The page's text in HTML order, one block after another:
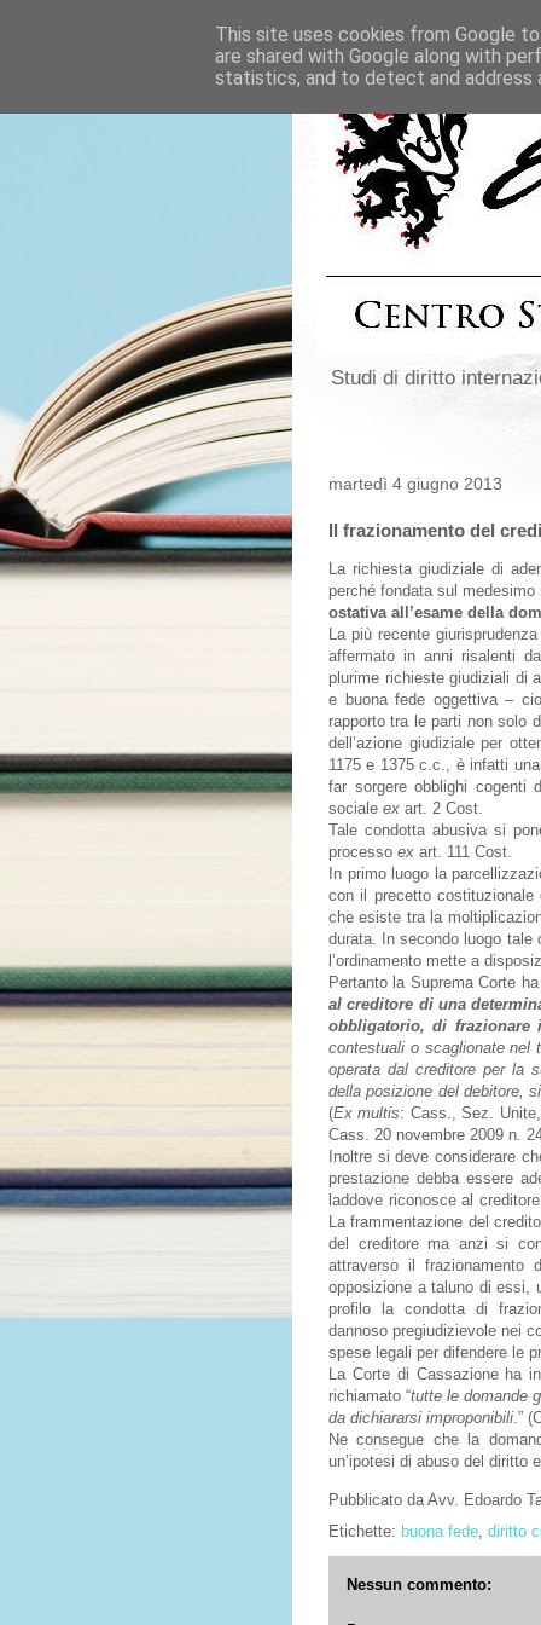
Studi di diritto
martedì 4 giugno 2013
Il frazionamento del
La richiesta giudiziale di
perché fondata sul
ostativa all’esame della
La più recente
affermato in anni risalenti
plurime richieste giudiziali di
e buona fede oggettiva –
rapporto tra le parti non solo
dell’azione giudiziale per
1175 e 1375 c.c., è infatti
far sorgere obblighi cogenti
sociale ex art. 2 Cost.
Tale condotta abusiva si
processo ex art. 111 Cost.
In primo luogo la
con il precetto costituzionale
che esiste tra la
durata. In secondo luogo tale
l’ordinamento mette a
Pertanto la Suprema Corte
al creditore di una
obbligatorio, di
contestuali o scaglionate nel
operata dal creditore per la
della posizione del debitore,
(Ex multis: Cass., Sez.
Cass. 20 novembre 2009 n.
Inoltre si deve considerare
prestazione debba essere
laddove riconosce al creditore
La frammentazione del
del creditore ma anzi si
attraverso il frazionamento
opposizione a taluno di essi,
profilo la condotta di
dannoso pregiudizievole nei
spese legali per difendere le
La Corte di Cassazione ha
richiamato “tutte le domande
da dichiararsi improponibili.”
Ne consegue che la
un’ipotesi di abuso del diritto
Pubblicato da Avv. Edoardo
Etichette: buona fede, diritto
Nessun commento:
This site uses cookies from Google
are shared with Google along with
statistics, and to detect and address